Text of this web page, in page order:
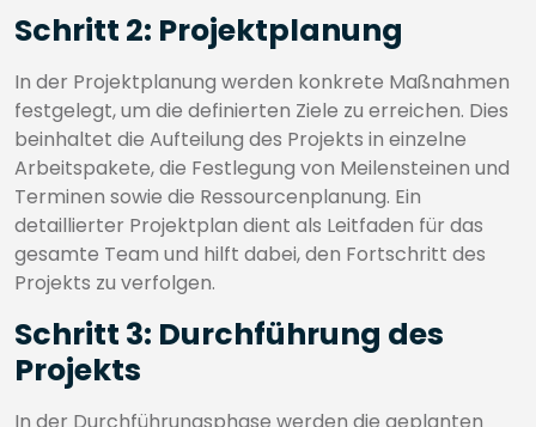
Schritt 2: Projektplanung
In der Projektplanung werden konkrete Maßnahmen
festgelegt, um die definierten Ziele zu erreichen. Dies
beinhaltet die Aufteilung des Projekts in einzelne
Arbeitspakete, die Festlegung von Meilensteinen und
Terminen sowie die Ressourcenplanung. Ein
detaillierter Projektplan dient als Leitfaden für das
gesamte Team und hilft dabei, den Fortschritt des
Projekts zu verfolgen.
Schritt 3: Durchführung des
Projekts